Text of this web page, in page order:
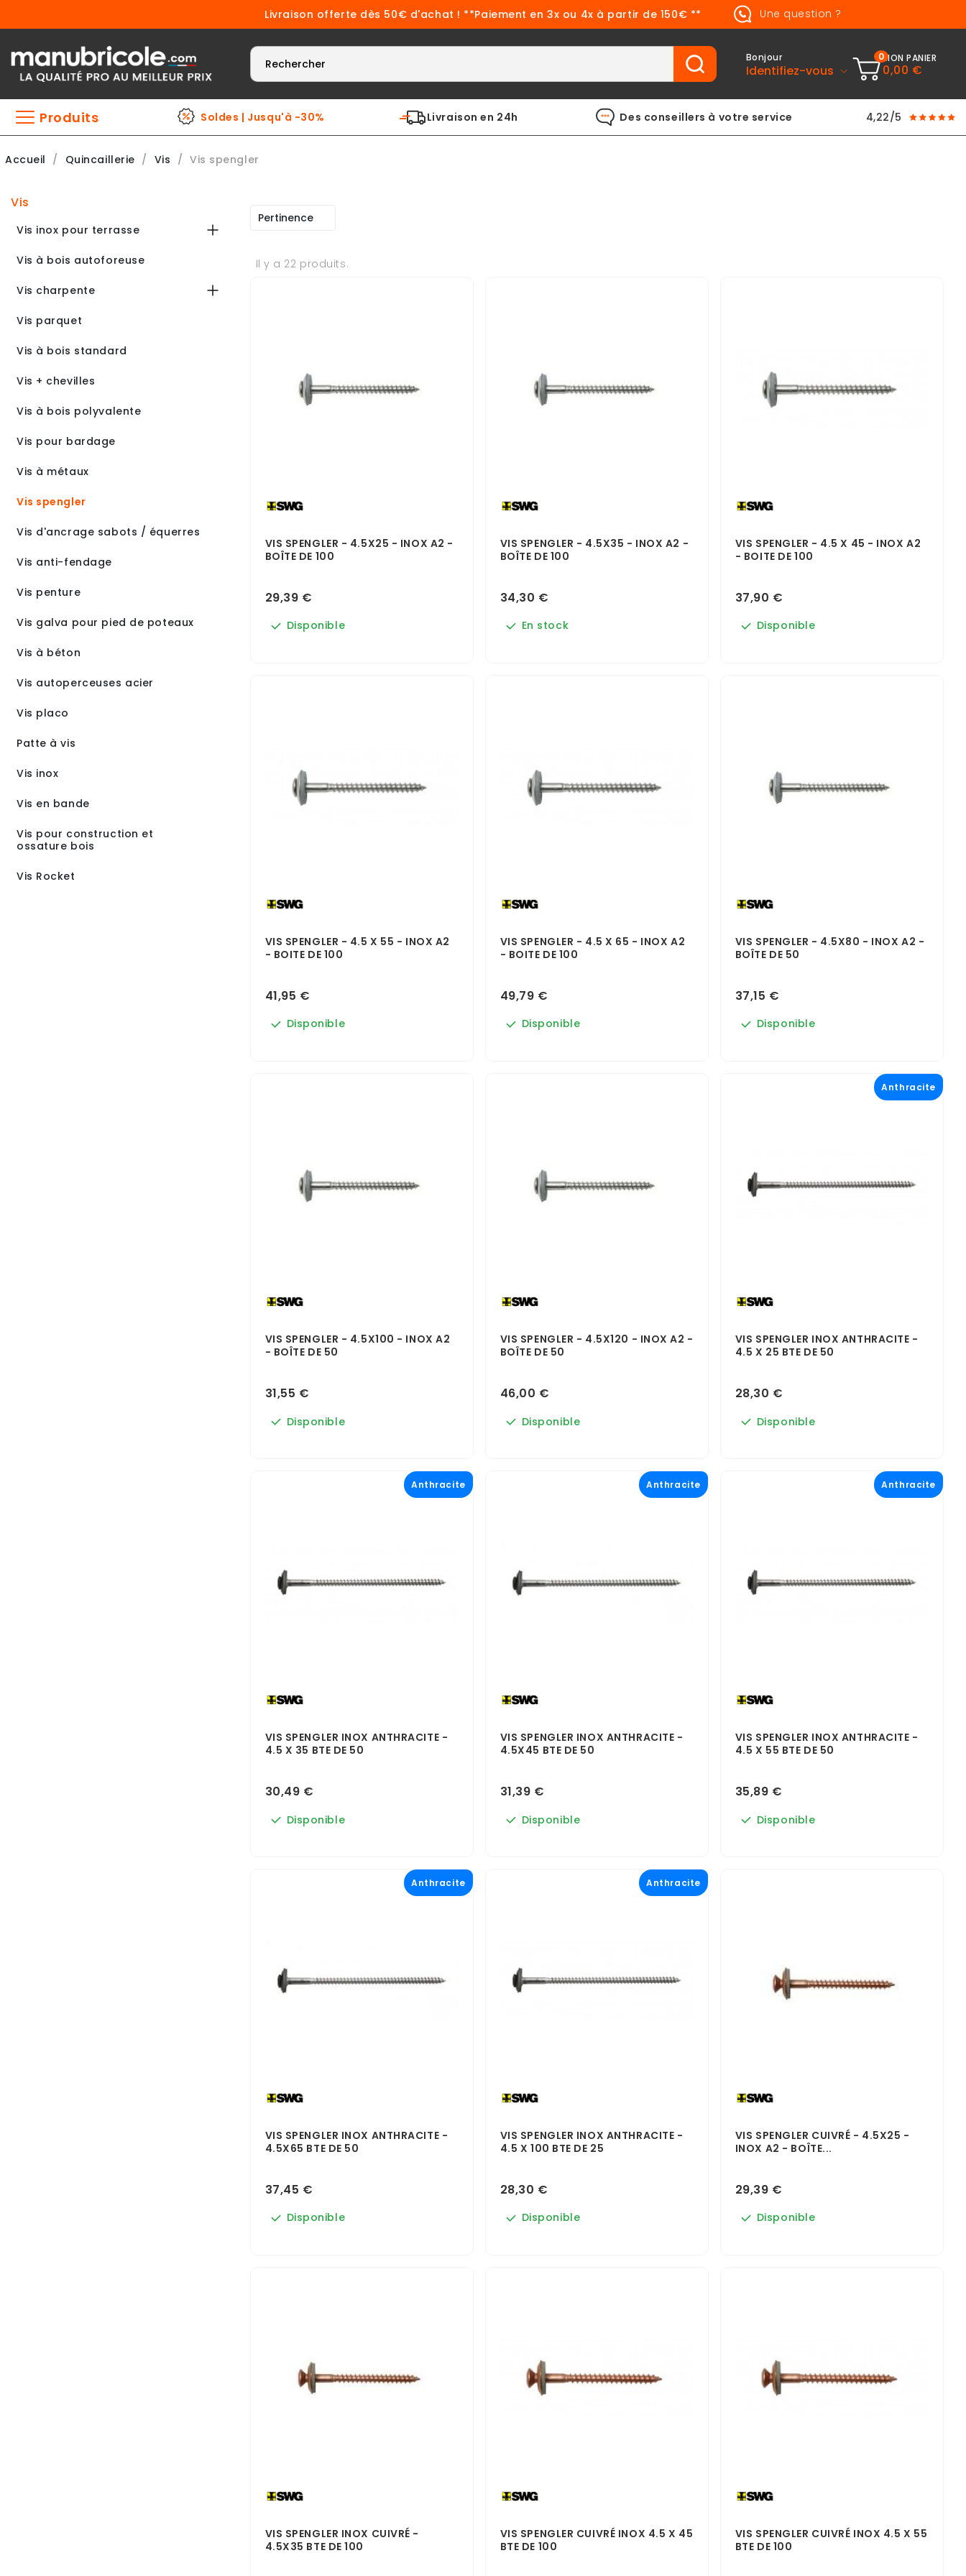
Livraison offerte dès 50€ d'achat ! **Paiement en 3x ou 4x à partir de 150€ ** Une question ?
Bonjour
Identifiez-vous
0MON PANIER
0,00 €
Produits Soldes | Jusqu'à -30% Livraison en 24h Des conseillers à votre service 4,22/5
Accueil Quincaillerie Vis Vis spengler
vis
Vis inox pour terrasse
Vis à bois autoforeuse
Vis charpente
Vis parquet
Vis à bois standard
Vis + chevilles
Vis à bois polyvalente
Vis pour bardage
Vis à métaux
Vis spengler
Vis d'ancrage sabots / équerres
Vis anti-fendage
Vis penture
Vis galva pour pied de poteaux
Vis à béton
Vis autoperceuses acier
Vis placo
Patte à vis
Vis inox
Vis en bande
Vis pour construction et
ossature bois
Vis Rocket
Pertinence
Il y a 22 produits.
VIS SPENGLER - 4.5X25 - INOX A2 -
BOÎTE DE 100
29,39 €
Disponible
VIS SPENGLER - 4.5X35 - INOX A2 -
BOÎTE DE 100
34,30 €
En stock
VIS SPENGLER - 4.5 X 45 - INOX A2
- BOITE DE 100
37,90 €
Disponible
VIS SPENGLER - 4.5 X 55 - INOX A2
- BOITE DE 100
41,95 €
Disponible
VIS SPENGLER - 4.5 X 65 - INOX A2
- BOITE DE 100
49,79 €
Disponible
VIS SPENGLER - 4.5X80 - INOX A2 -
BOÎTE DE 50
37,15 €
Disponible
VIS SPENGLER - 4.5X100 - INOX A2
- BOÎTE DE 50
31,55 €
Disponible
VIS SPENGLER - 4.5X120 - INOX A2 -
BOÎTE DE 50
46,00 €
Disponible
VIS SPENGLER INOX ANTHRACITE -
4.5 X 25 BTE DE 50
28,30 €
Disponible
Anthracite
VIS SPENGLER INOX ANTHRACITE -
4.5 X 35 BTE DE 50
30,49 €
Disponible
Anthracite
VIS SPENGLER INOX ANTHRACITE -
4.5X45 BTE DE 50
31,39 €
Disponible
Anthracite
VIS SPENGLER INOX ANTHRACITE -
4.5 X 55 BTE DE 50
35,89 €
Disponible
Anthracite
VIS SPENGLER INOX ANTHRACITE -
4.5X65 BTE DE 50
37,45 €
Disponible
Anthracite
VIS SPENGLER INOX ANTHRACITE -
4.5 X 100 BTE DE 25
28,30 €
Disponible
Anthracite
VIS SPENGLER CUIVRÉ - 4.5X25 -
INOX A2 - BOÎTE...
29,39 €
Disponible
VIS SPENGLER INOX CUIVRÉ -
4.5X35 BTE DE 100
VIS SPENGLER CUIVRÉ INOX 4.5 X 45
BTE DE 100
VIS SPENGLER CUIVRÉ INOX 4.5 X 55
BTE DE 100